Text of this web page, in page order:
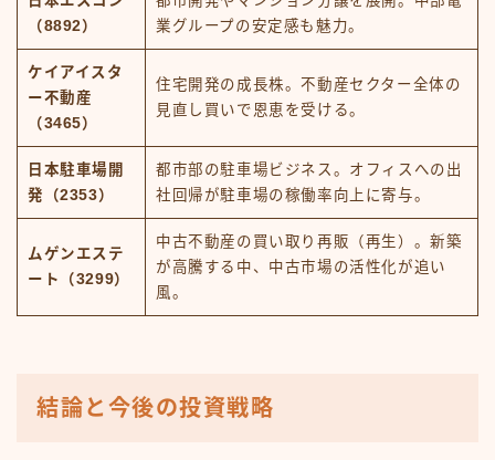
（8892）
業グループの安定感も魅力。
ケイアイスタ
ー不動産
（3465）
住宅開発の成長株。不動産セクター全体の
見直し買いで恩恵を受ける。
日本駐車場開
発（2353）
都市部の駐車場ビジネス。オフィスへの出
社回帰が駐車場の稼働率向上に寄与。
ムゲンエステ
ート（3299）
中古不動産の買い取り再販（再生）。新築
が高騰する中、中古市場の活性化が追い
風。
結論と今後の投資戦略